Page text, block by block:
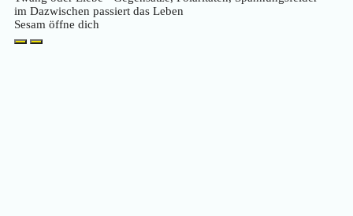
im Dazwischen passiert das Leben
Sesam öffne dich
PlayPause